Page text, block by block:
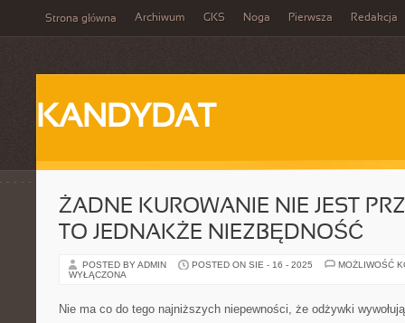
Strona główna Archiwum GKS Noga Pierwsza Redakcja
KANDYDAT
ŻADNE KUROWANIE NIE JEST
TO JEDNAKŻE NIEZBĘDNOŚĆ
POSTED BY ADMIN POSTED ON SIE - 16 - 2025
MOŻLIWOŚĆ
WYŁĄCZONA
Nie ma co do tego najniższych niepewności, że odżywki